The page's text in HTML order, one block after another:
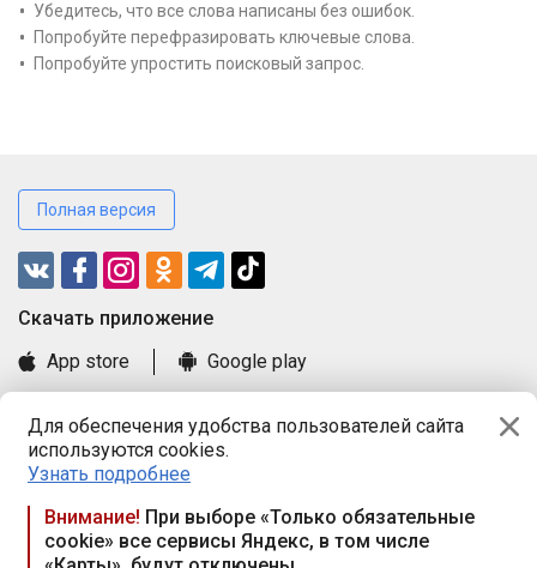
Для обеспечения удобства пользователей сайта
используются cookies.
Узнать подробнее
Внимание! При выборе «Только обязательные
cookie» все сервисы Яндекс, в том числе
Убедитесь, что все слова написаны без ошибок.
Попробуйте перефразировать ключевые слова.
Попробуйте упростить поисковый запрос.
Полная версия
Cкачать приложение
App store
Google play
Книга замечаний и предложений
Правила и документы
Praca.by © 2000—2026, ООО «ПРАЦА БАЙ»
Республика Беларусь, 220114, г. Минск, пр-т Независимости
117а, пом. № 9.